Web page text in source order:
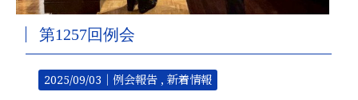
第1257回例会
2025/09/03｜ 例会報告 新着情報